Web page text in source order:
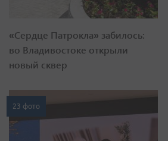
«Сердце Патрокла» забилось:
во Владивостоке открыли
новый сквер
23 фото